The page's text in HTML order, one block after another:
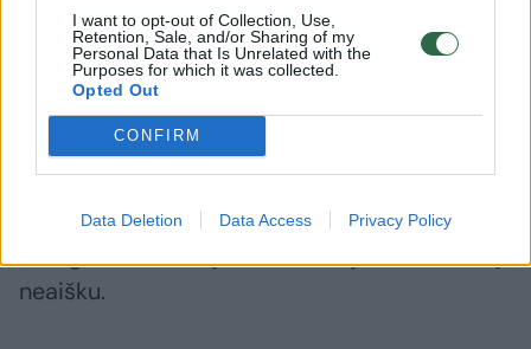
I want to opt-out of Collection, Use,
Retention, Sale, and/or Sharing of my
Personal Data that Is Unrelated with the
Purposes for which it was collected.
Opted Out
CONFIRM
Data Deletion Data Access Privacy Policy
Kaip įvyko nelaimė, niekas nežino. Tiesiog
netikėtai išsigandusi mergaitė kruvinu veidu
atbėgo pas mamą ir močiutę į namo vidų.
Šuns šeimininkė, mergaitės močiutė
pareigūnams sakė, kad augintinis yra
draugiškas. Kodėl jis sukandžiojo vaiko veidą,
neaišku.